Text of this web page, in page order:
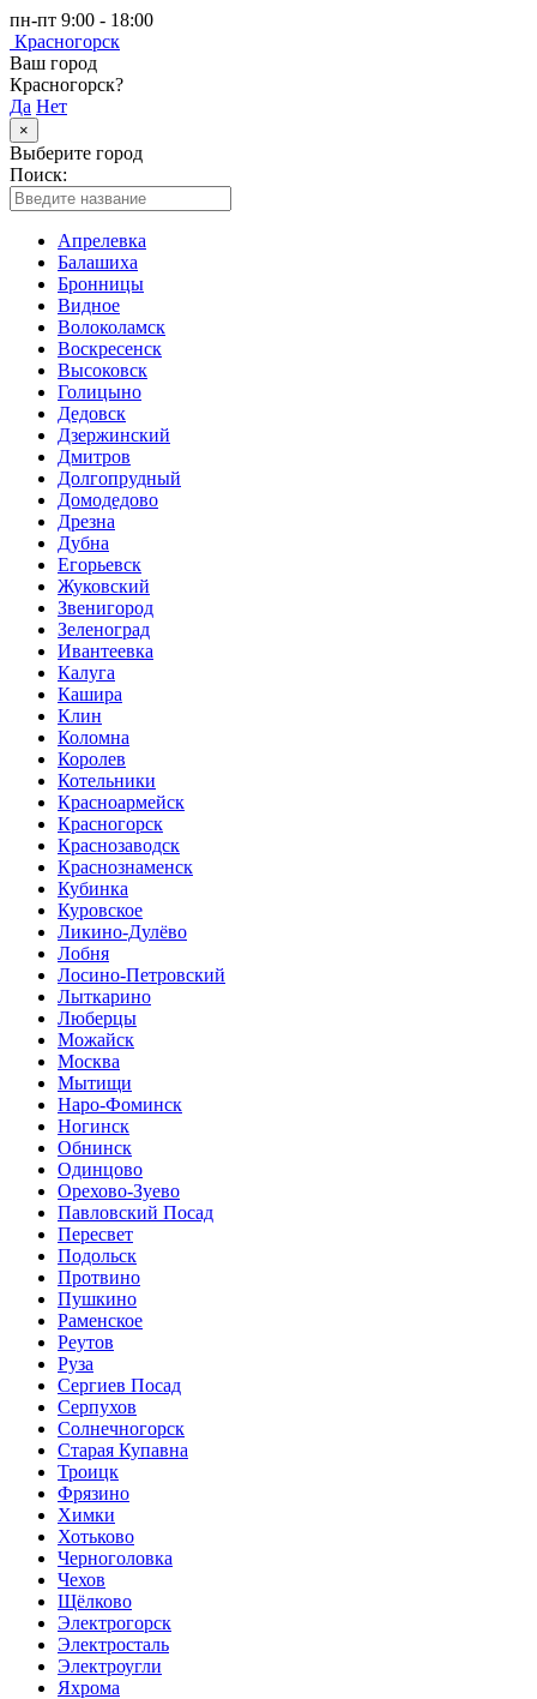
пн-пт 9:00 - 18:00
Красногорск
Ваш город
Красногорск?
Да Нет
×
Выберите город
Поиск:
Апрелевка
Балашиха
Бронницы
Видное
Волоколамск
Воскресенск
Высоковск
Голицыно
Дедовск
Дзержинский
Дмитров
Долгопрудный
Домодедово
Дрезна
Дубна
Егорьевск
Жуковский
Звенигород
Зеленоград
Ивантеевка
Калуга
Кашира
Клин
Коломна
Королев
Котельники
Красноармейск
Красногорск
Краснозаводск
Краснознаменск
Кубинка
Куровское
Ликино-Дулёво
Лобня
Лосино-Петровский
Лыткарино
Люберцы
Можайск
Москва
Мытищи
Наро-Фоминск
Ногинск
Обнинск
Одинцово
Орехово-Зуево
Павловский Посад
Пересвет
Подольск
Протвино
Пушкино
Раменское
Реутов
Руза
Сергиев Посад
Серпухов
Солнечногорск
Старая Купавна
Троицк
Фрязино
Химки
Хотьково
Черноголовка
Чехов
Щёлково
Электрогорск
Электросталь
Электроугли
Яхрома